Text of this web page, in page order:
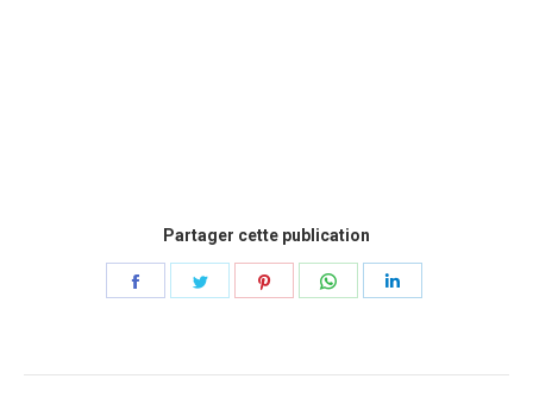
Partager cette publication
Partager Partager Partager Partager